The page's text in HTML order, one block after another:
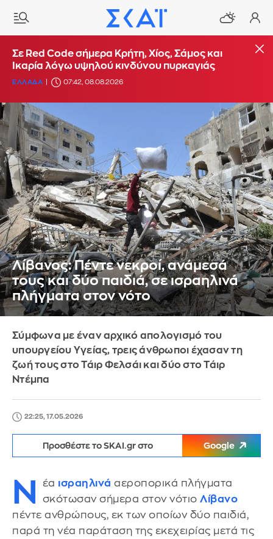
Σε Red Code σήμερα Κρήτη, Χίος, Σάμος και
Ικαρία λόγω υψηλού κινδύνου πυρκαγιάς
ΕΛΛΑΔΑ 07:42, 08.08.2026
Λίβανος: Πέντε νεκροί, ανάμεσά
τους και δύο παιδιά, σε ισραηλινά
πλήγματα στον νότο
Σύμφωνα με έναν αρχικό απολογισμό του
υπουργείου Υγείας, τρεις άνθρωποι έχασαν τη
ζωή τους στο Τάιρ Φελσάι και δύο στο Τάιρ
Ντέμπα
22:25, 17.05.2026
Προσθέστε το SKAI.gr στο Google
Ν έα ισραηλινά αεροπορικά πλήγματα
σκότωσαν σήμερα στον νότιο Λίβανο
πέντε ανθρώπους, εκ των οποίων δύο παιδιά,
παρά τη νέα παράταση της εκεχειρίας μετά τις